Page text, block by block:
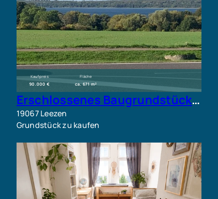
Kaufpreis
90.000 €
Fläche
ca. 671 m²
Erschlossenes Baugrundstück mit Seeblick in Leezen
19067 Leezen
Grundstück zu kaufen